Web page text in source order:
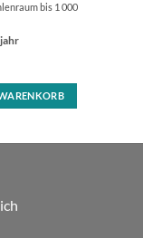
bis 1 000